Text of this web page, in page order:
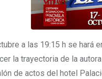
a las 19:15 h se hará
la trayectoria de la
de actos del hotel